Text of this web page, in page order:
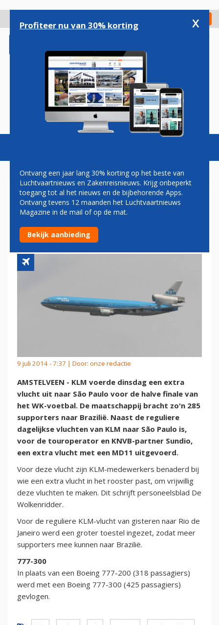
gaan
Check in
Magazine Podcasts Vacatures
EXTRA KLM-VLUCHT EN
GROTER TOESTEL NAAR HET
WK
9 juli 2014 - 7:37 | Door: onze redactie
AMSTELVEEN - KLM voerde dinsdag een extra
vlucht uit naar São Paulo voor de halve finale van
het WK-voetbal. De maatschappij bracht zo'n 285
supporters naar Brazilië. Naast de reguliere
dagelijkse vluchten van KLM naar São Paulo is,
voor de touroperator en KNVB-partner Sundio,
een extra vlucht met een MD11 uitgevoerd.
Voor deze vlucht zijn KLM-medewerkers benaderd bij
wie een extra vlucht in het rooster past, om vrijwillig
deze vluchten te maken. Dit schrijft personeelsblad De
Wolkenridder.
Voor de reguliere KLM-vlucht van gisteren naar Rio de
Janeiro werd een groter toestel ingezet, zodat meer
supporters mee kunnen naar Brazilië.
777-300
In plaats van een Boeing 777-200 (318 passagiers)
werd met een Boeing 777-300 (425 passagiers)
gevlogen.
Profiteer nu van 30% korting x
Ontvang een jaar lang 30% korting op het beste van
Luchtvaartnieuws en Zakenreisnieuws. Krijg onbeperkt
toegang tot al het nieuws en de bijbehorende Apps.
Ontvang tevens 12 maanden het Luchtvaartnieuws
Magazine in de mail of op de mat.
Bekijk aanbieding